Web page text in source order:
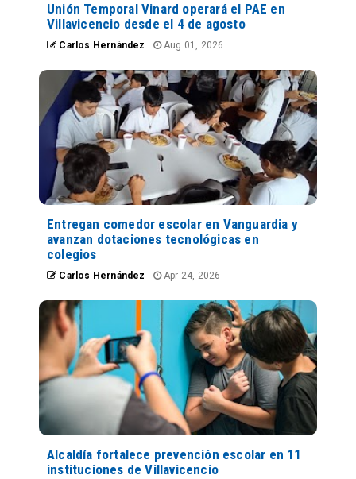
Unión Temporal Vinard operará el PAE en
Villavicencio desde el 4 de agosto
Carlos Hernández Aug 01, 2026
Entregan comedor escolar en Vanguardia y
avanzan dotaciones tecnológicas en
colegios
Carlos Hernández Apr 24, 2026
Alcaldía fortalece prevención escolar en 11
instituciones de Villavicencio